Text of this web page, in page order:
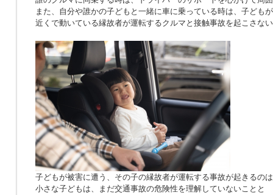
また、自分や誰かの子どもと一緒に車に乗っている時は、子ども
近くで動いている縁故者が運転するクルマと接触事故を起こさな
子どもが被害に遭う、その子の縁故者が運転する事故が起きるの
小さな子どもは、まだ交通事故の危険性を理解していないことと